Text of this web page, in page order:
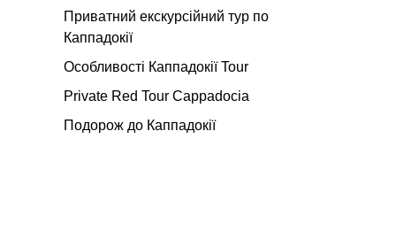
Приватний екскурсійний тур по
Каппадокії
Особливості Каппадокії Tour
Private Red Tour Cappadocia
Подорож до Каппадокії